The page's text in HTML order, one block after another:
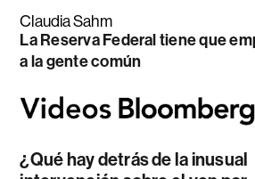
Claudia Sahm
La Reserva Federal tiene que
a la gente común
¿Qué hay detrás de la inusual